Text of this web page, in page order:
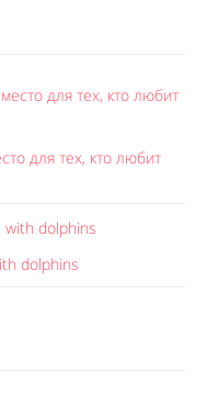
для тех, кто любит
dolphins